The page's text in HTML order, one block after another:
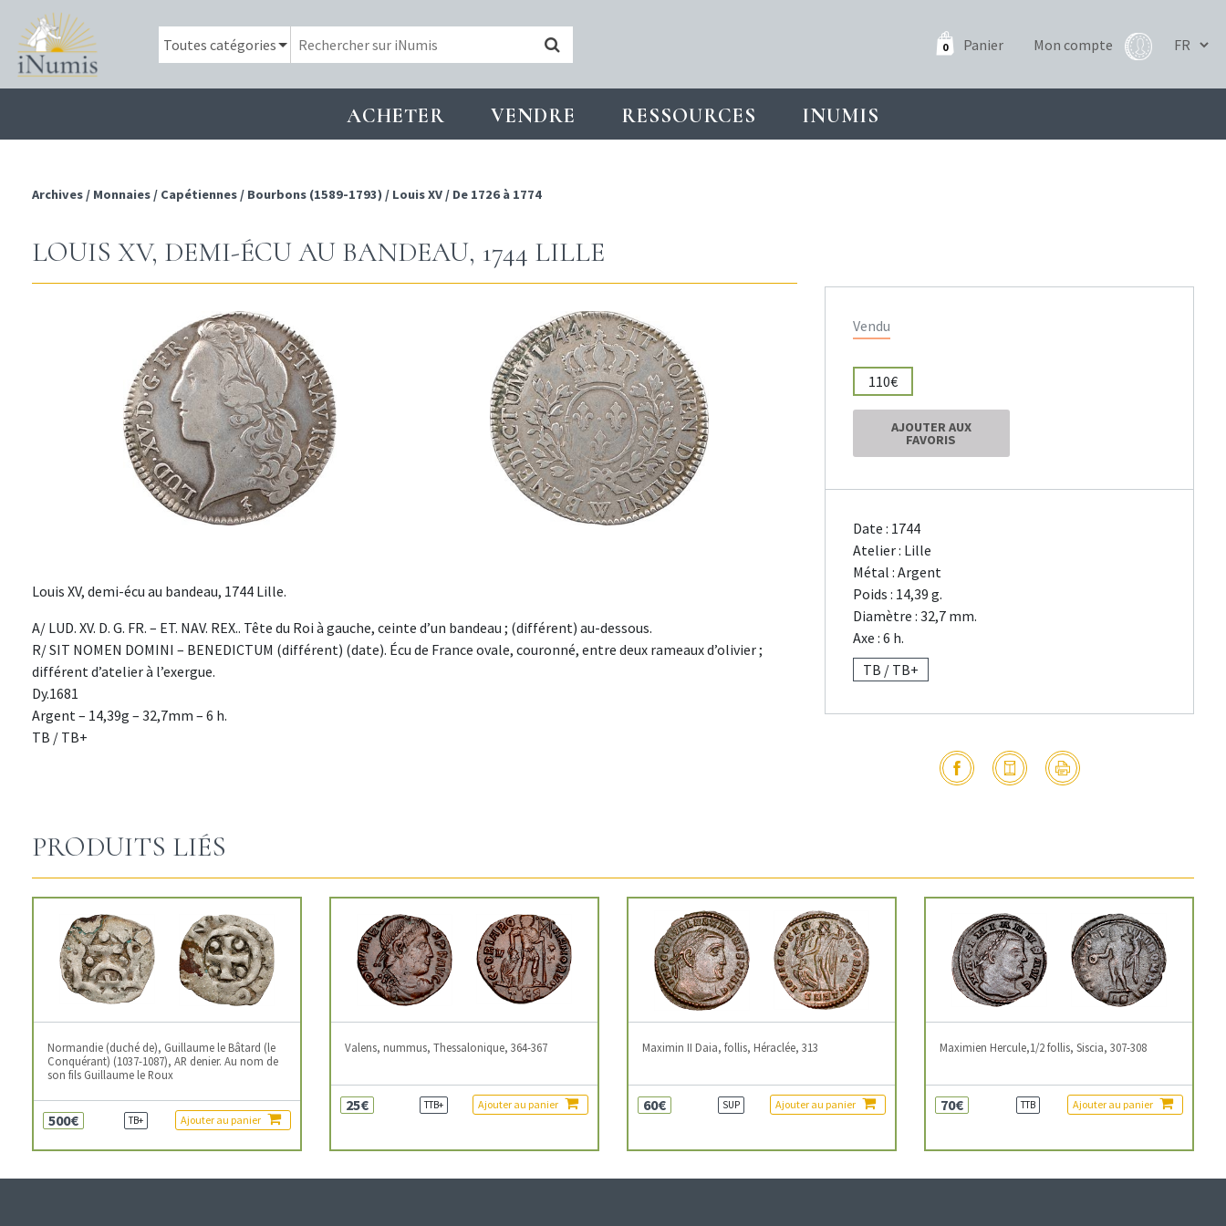
0 Panier Mon compte
ACHETER VENDRE RESSOURCES INUMIS
Archives / Monnaies / Capétiennes / Bourbons (1589-1793) / Louis XV / De 1726 à 1774
LOUIS XV, DEMI-ÉCU AU BANDEAU, 1744 LILLE
Louis XV, demi-écu au bandeau, 1744 Lille.
A/ LUD. XV. D. G. FR. – ET. NAV. REX.. Tête du Roi à gauche, ceinte d’un bandeau ; (différent) au-dessous.
R/ SIT NOMEN DOMINI – BENEDICTUM (différent) (date). Écu de France ovale, couronné, entre deux rameaux d’olivier ;
différent d’atelier à l’exergue.
Dy.1681
Argent – 14,39g – 32,7mm – 6 h.
TB / TB+
Vendu
110€
AJOUTER AUX
FAVORIS
Date : 1744
Atelier : Lille
Métal : Argent
Poids : 14,39 g.
Diamètre : 32,7 mm.
Axe : 6 h.
TB / TB+
PRODUITS LIÉS
Normandie (duché de), Guillaume le Bâtard (le
Conquérant) (1037-1087), AR denier. Au nom de
son fils Guillaume le Roux
500€ TB+ Ajouter au panier
Valens, nummus, Thessalonique, 364-367
25€ TTB+ Ajouter au panier
Maximin II Daia, follis, Héraclée, 313
60€ SUP Ajouter au panier
Maximien Hercule,1/2 follis, Siscia, 307-308
70€ TTB Ajouter au panier